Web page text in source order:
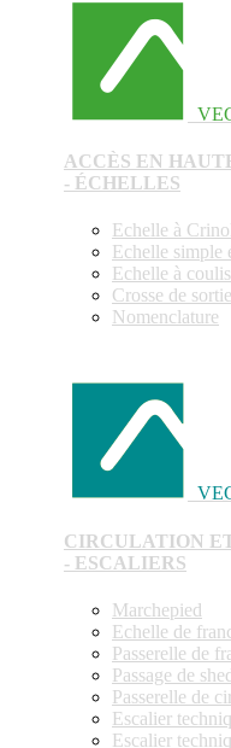
ACCÈS EN
- ÉCHELLES
Echelle à
Echelle simple
Echelle à
Crosse de sortie
Nomenclature
CIRCULATION
- ESCALIERS
Marchepied
Echelle de
Passerelle de
Passage de
Passerelle de
Escalier
Escalier